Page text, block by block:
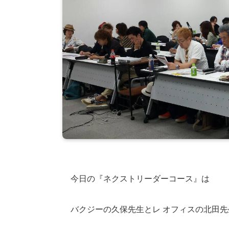
今日の『ネクストリーダーコース』は
バクジーの久保先生とレ オフィスの北田